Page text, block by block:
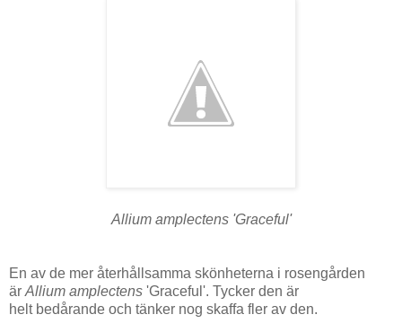
Allium amplectens 'Graceful'
En av de mer återhållsamma skönheterna i rosengården
är Allium amplectens 'Graceful'. Tycker den är
helt bedårande och tänker nog skaffa fler av den.